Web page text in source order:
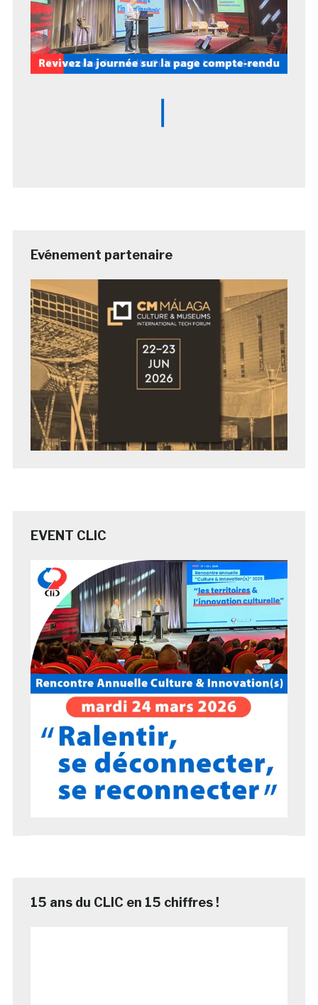
Evénement partenaire
EVENT CLIC
15 ans du CLIC en 15 chiffres !